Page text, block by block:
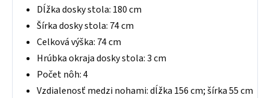
Dĺžka dosky stola: 180 cm
Šírka dosky stola: 74 cm
Celková výška: 74 cm
Hrúbka okraja dosky stola: 3 cm
Počet nôh: 4
Vzdialenosť medzi nohami: dĺžka 156 cm; šírka 55 cm